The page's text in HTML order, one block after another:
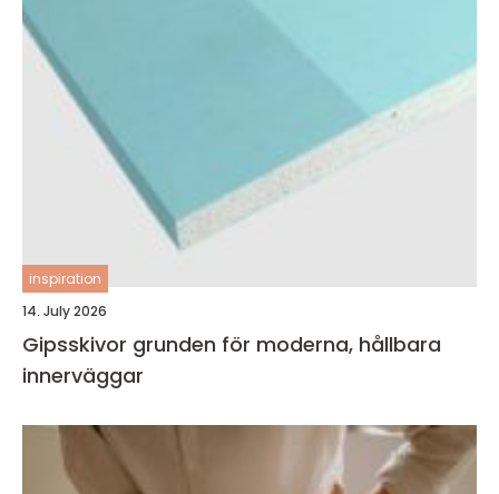
inspiration
14. July 2026
Gipsskivor grunden för moderna, hållbara
innerväggar